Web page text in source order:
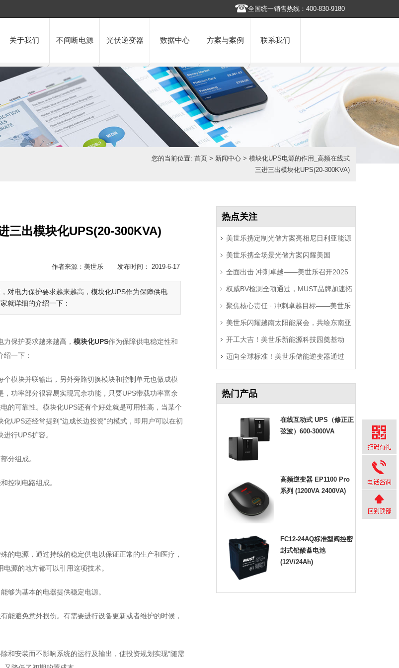
全国统一销售热线：400-830-9180
关于我们 不间断电源 光伏逆变器 数据中心 方案与案例 联系我们
您的当前位置:首页 > 新闻中心 > 模块化UPS电源的作用_高频在线式
三进三出模块化UPS(20-300KVA)
三出模块化UPS(20-300KVA)
作者来源：美世乐 发布时间： 2019-6-17
对电力保护要求越来越高，模块化UPS作为保障供电
就详细的介绍一下：
保护要求越来越高， 模块化UPS作为保障供电稳定性和
一下：
模块并联输出，另外旁路切换模块和控制单元也做成模
功率部分很容易实现冗余功能，只要UPS带载功率富余
的可靠性。模块化UPS还有个好处就是可用性高，当某个
UPS还经常提到“边成长边投资”的模式，即用户可以在初
行UPS扩容。
分组成。
控制电路组成。
的电源，通过持续的稳定供电以保证正常的生产和医疗，
源的地方都可以引用这项技术。
够为基本的电器提供稳定电源。
能避免意外损伤。有需要进行设备更新或者维护的时候，
和安装而不影响系统的运行及输出，使投资规划实现“随需
热点关注
美世乐携定制光储方案亮相尼日利亚能源
展，精准破解西非用电难题
美世乐携全场景光储方案闪耀美国
RE+展，深耕北美赋能零碳转型
全面出击 冲刺卓越——美世乐召开2025
年中营销工作会议
权威BV检测全项通过，MUST品牌加速拓
局拉美市场
聚焦核心责任 · 冲刺卓越目标——美世乐
2025年中会议圆满举行
美世乐闪耀越南太阳能展会，共绘东南亚
绿色能源新图景
开工大吉！美世乐新能源科技园奠基动
工，迈向全球绿色智造新征程
迈向全球标准！美世乐储能逆变器通过
热门产品
在线互动式 UPS（修正正
弦波）600-3000VA
高频逆变器 EP1100 Pro
系列 (1200VA 2400VA)
FC12-24AQ标准型阀控密
封式铅酸蓄电池
(12V/24Ah)